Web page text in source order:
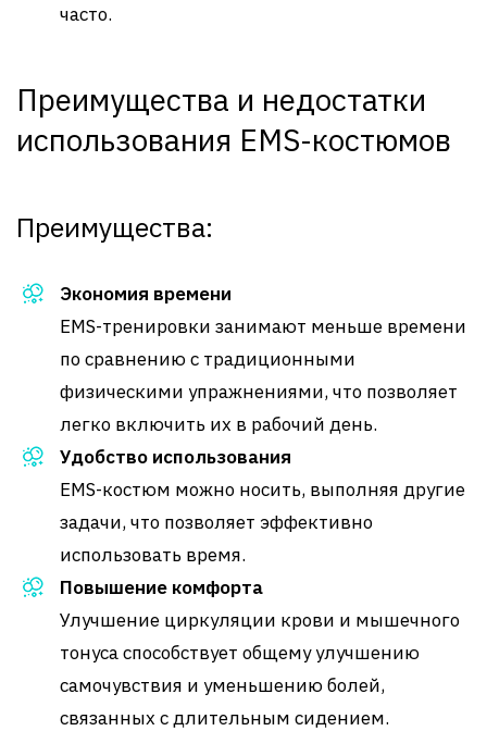
часто.
Преимущества и недостатки
использования EMS-костюмов
Преимущества:
Экономия времени
EMS-тренировки занимают меньше времени
по сравнению с традиционными
физическими упражнениями, что позволяет
легко включить их в рабочий день.
Удобство использования
EMS-костюм можно носить, выполняя другие
задачи, что позволяет эффективно
использовать время.
Повышение комфорта
Улучшение циркуляции крови и мышечного
тонуса способствует общему улучшению
самочувствия и уменьшению болей,
связанных с длительным сидением.